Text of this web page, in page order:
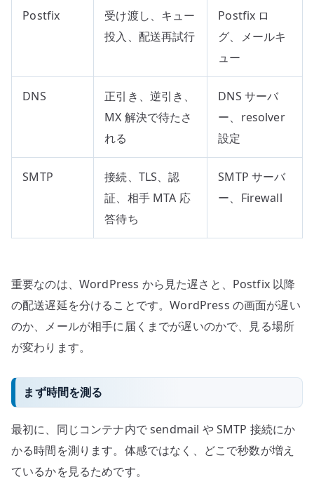
Postfix
受け渡し、キュー
投入、配送再試行
Postfix ロ
グ、メールキ
ュー
DNS
正引き、逆引き、
MX 解決で待たさ
れる
DNS サーバ
ー、resolver
設定
SMTP
接続、TLS、認
証、相手 MTA 応
答待ち
SMTP サーバ
ー、Firewall
重要なのは、WordPress から見た遅さと、Postfix 以降
の配送遅延を分けることです。WordPress の画面が遅い
のか、メールが相手に届くまでが遅いのかで、見る場所
が変わります。
まず時間を測る
最初に、同じコンテナ内で sendmail や SMTP 接続にか
かる時間を測ります。体感ではなく、どこで秒数が増え
ているかを見るためです。